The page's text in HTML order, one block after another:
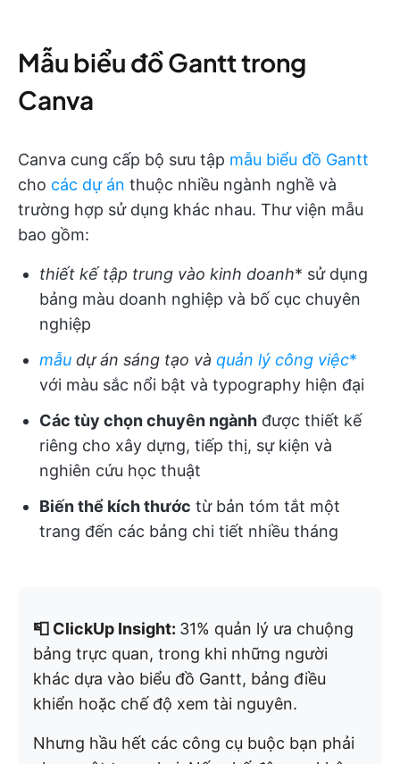
Mẫu biểu đồ Gantt trong
Canva
Canva cung cấp bộ sưu tập mẫu biểu đồ Gantt
cho các dự án thuộc nhiều ngành nghề và
trường hợp sử dụng khác nhau. Thư viện mẫu
bao gồm:
thiết kế tập trung vào kinh doanh* sử dụng
bảng màu doanh nghiệp và bố cục chuyên
nghiệp
mẫu dự án sáng tạo và quản lý công việc*
với màu sắc nổi bật và typography hiện đại
Các tùy chọn chuyên ngành được thiết kế
riêng cho xây dựng, tiếp thị, sự kiện và
nghiên cứu học thuật
Biến thể kích thước từ bản tóm tắt một
trang đến các bảng chi tiết nhiều tháng
📮 ClickUp Insight: 31% quản lý ưa chuộng
bảng trực quan, trong khi những người
khác dựa vào biểu đồ Gantt, bảng điều
khiển hoặc chế độ xem tài nguyên.
Nhưng hầu hết các công cụ buộc bạn phải